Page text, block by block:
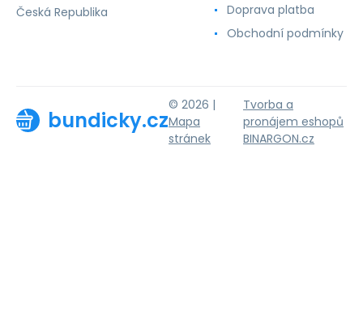
Česká Republika
Doprava platba
Obchodní podmínky
bundicky.cz
© 2026 |
Mapa
stránek
Tvorba a
pronájem eshopů
BINARGON.cz